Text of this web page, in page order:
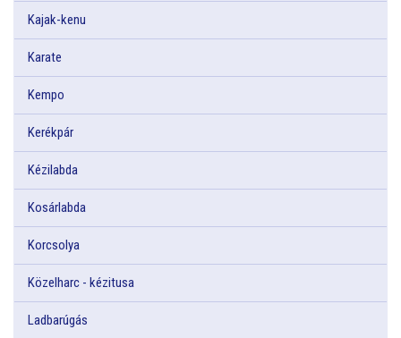
Kajak-kenu
Karate
Kempo
Kerékpár
Kézilabda
Kosárlabda
Korcsolya
Közelharc - kézitusa
Ladbarúgás